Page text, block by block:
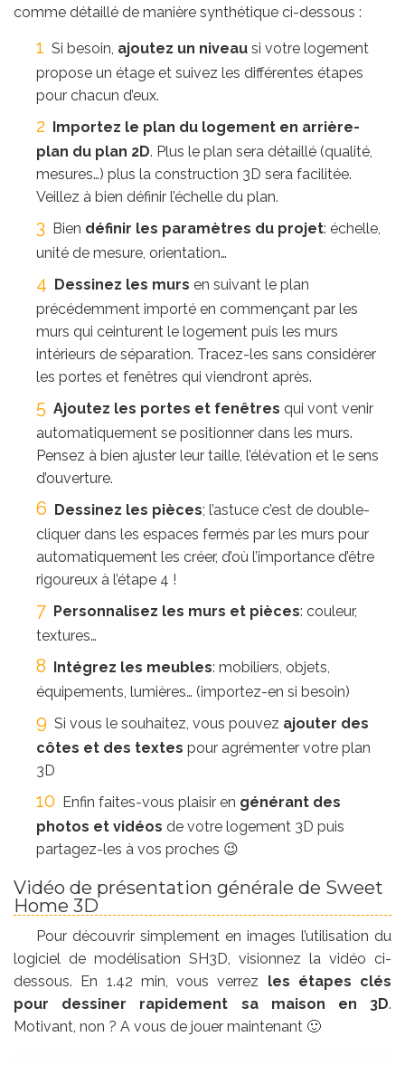
comme détaillé de manière synthétique ci-dessous :
Si besoin, ajoutez un niveau si votre logement
propose un étage et suivez les différentes étapes
pour chacun d’eux.
Importez le plan du logement en arrière-
plan du plan 2D. Plus le plan sera détaillé (qualité,
mesures…) plus la construction 3D sera facilitée.
Veillez à bien définir l’échelle du plan.
Bien définir les paramètres du projet: échelle,
unité de mesure, orientation…
Dessinez les murs en suivant le plan
précédemment importé en commençant par les
murs qui ceinturent le logement puis les murs
intérieurs de séparation. Tracez-les sans considérer
les portes et fenêtres qui viendront après.
Ajoutez les portes et fenêtres qui vont venir
automatiquement se positionner dans les murs.
Pensez à bien ajuster leur taille, l’élévation et le sens
d’ouverture.
Dessinez les pièces; l’astuce c’est de double-
cliquer dans les espaces fermés par les murs pour
automatiquement les créer, d’où l’importance d’être
rigoureux à l’étape 4 !
Personnalisez les murs et pièces: couleur,
textures…
Intégrez les meubles: mobiliers, objets,
équipements, lumières… (importez-en si besoin)
Si vous le souhaitez, vous pouvez ajouter des
côtes et des textes pour agrémenter votre plan
3D
Enfin faites-vous plaisir en générant des
photos et vidéos de votre logement 3D puis
partagez-les à vos proches 😉
Vidéo de présentation générale de Sweet
Home 3D
Pour découvrir simplement en images l’utilisation du
logiciel de modélisation SH3D, visionnez la vidéo ci-
dessous. En 1.42 min, vous verrez les étapes clés
pour dessiner rapidement sa maison en 3D.
Motivant, non ? A vous de jouer maintenant 🙂